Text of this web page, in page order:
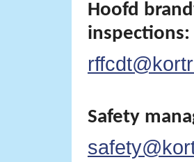
Hoofd
inspections:
Safety